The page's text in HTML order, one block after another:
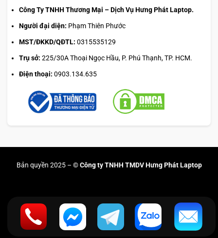
Công Ty TNHH Thương Mại – Dịch Vụ Hưng Phát Laptop.
Người đại diện: Phạm Thiên Phước
MST/ĐKKD/QĐTL: 0315535129
Trụ sở: 225/30A Thoại Ngọc Hầu, P. Phú Thạnh, TP. HCM.
Điện thoại: 0903.134.635
Bản quyền 2025 – © Công ty TNHH TMDV Hưng Phát Laptop